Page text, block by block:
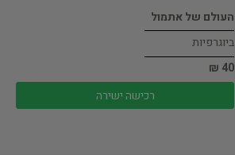
העולם של אתמול
ביוגרפיות
40 ₪
רכישה ישירה